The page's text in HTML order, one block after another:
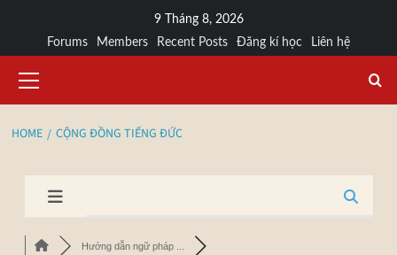
9 Tháng 8, 2026
Forums
Members Recent Posts Đăng kí học Liên hệ
HOME CỘNG ĐỒNG TIẾNG ĐỨC
Hướng dẫn ngữ pháp ...